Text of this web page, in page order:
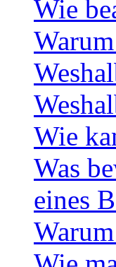
Wie
Wie
Was
eines